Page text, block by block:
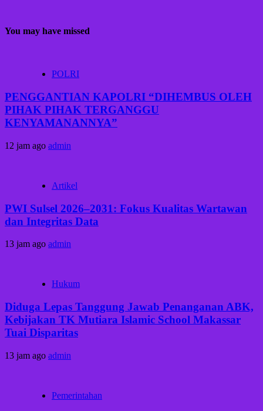
You may have missed
POLRI
PENGGANTIAN KAPOLRI “DIHEMBUS OLEH
PIHAK PIHAK TERGANGGU
KENYAMANANNYA”
12 jam ago admin
Artikel
PWI Sulsel 2026–2031: Fokus Kualitas Wartawan
dan Integritas Data
13 jam ago admin
Hukum
Diduga Lepas Tanggung Jawab Penanganan ABK,
Kebijakan TK Mutiara Islamic School Makassar
Tuai Disparitas
13 jam ago admin
Pemerintahan